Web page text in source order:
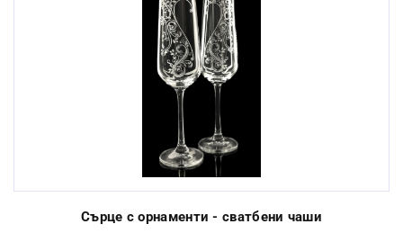
Сърце с орнаменти - сватбени чаши